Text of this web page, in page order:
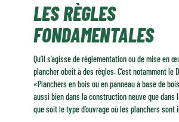
LES RÈGLES
FONDAMENTALES
Qu’il s’agisse de réglementation ou de mise en
plancher obéit à des règles. C’est notamment le
«Planchers en bois ou en panneau à base de
aussi bien dans la construction neuve que dans
que soit le type d’ouvrage où les planchers sont